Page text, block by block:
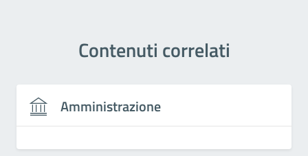
Contenuti correlati
Amministrazione